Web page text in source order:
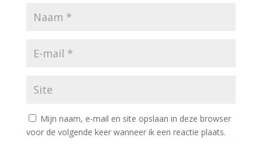
Mijn naam, e-mail en site opslaan in deze browser
voor de volgende keer wanneer ik een reactie plaats.